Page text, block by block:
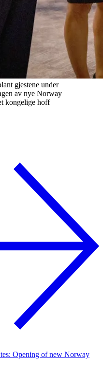
gjestene under
av nye Norway
kongelige hoff
Opening of new Norway